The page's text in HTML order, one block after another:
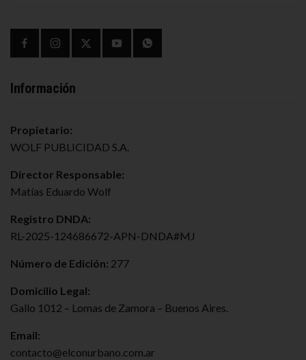
Información
Propietario:
WOLF PUBLICIDAD S.A.
Director Responsable:
Matías Eduardo Wolf
Registro DNDA:
RL-2025-124686672-APN-DNDA#MJ
Número de Edición: 277
Domicilio Legal:
Gallo 1012 – Lomas de Zamora – Buenos Aires.
Email:
contacto@elconurbano.com.ar